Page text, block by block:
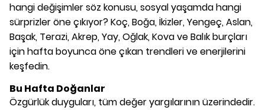
hangi değişimler söz konusu, sosyal yaşamda hangi
sürprizler öne çıkıyor? Koç, Boğa, İkizler, Yengeç, Aslan,
Başak, Terazi, Akrep, Yay, Oğlak, Kova ve Balık burçları
için hafta boyunca öne çıkan trendleri ve enerjilerini
keşfedin.
Bu Hafta Doğanlar
Özgürlük duyguları, tüm değer yargılarının üzerindedir.